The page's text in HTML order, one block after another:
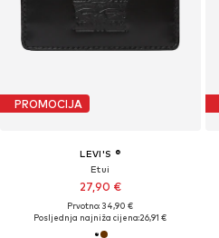
PROMOCIJA
LEVI'S ®
Etui
27,90 €
Prvotno: 34,90 €
Posljednja najniža cijena:26,91 €